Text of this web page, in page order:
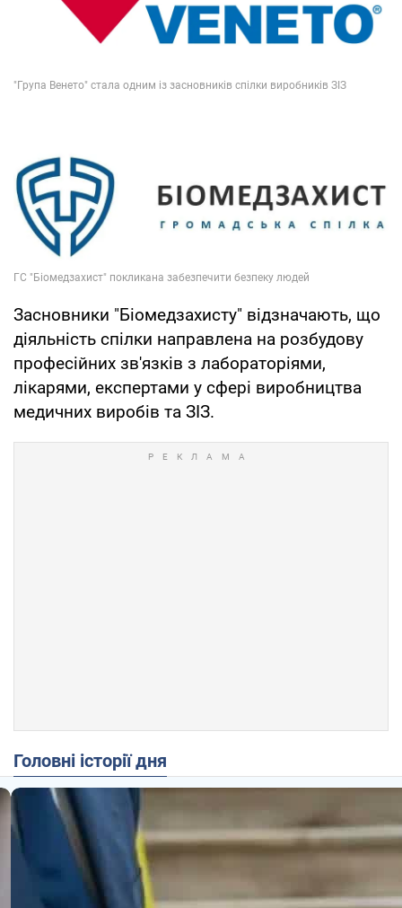
Засновники "Біомедзахисту" відзначають, що
діяльність спілки направлена на розбудову
професійних зв'язків з лабораторіями,
лікарями, експертами у сфері виробництва
медичних виробів та ЗІЗ.
Головні історії дня